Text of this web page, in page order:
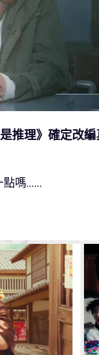
是推理》確定改
點嗎……